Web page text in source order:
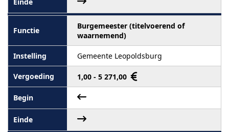
Burgemeester (titelvoerend of
waarnemend)
Gemeente Leopoldsburg
1,00 - 5 271,00